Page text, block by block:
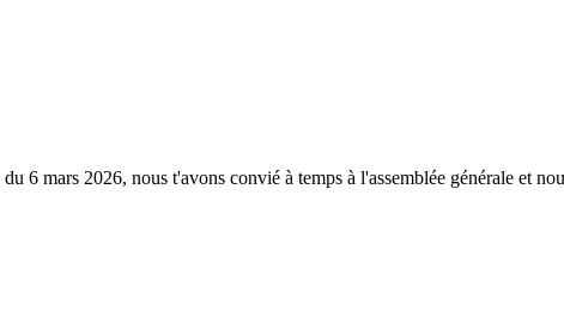
6 mars 2026, nous t'avons convié à temps à l'assemblée générale et